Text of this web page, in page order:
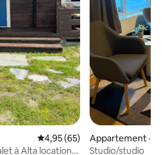
Note moyenne de 4,95 sur 5,
4,95 (65)
Appartement ·
Studio/studio